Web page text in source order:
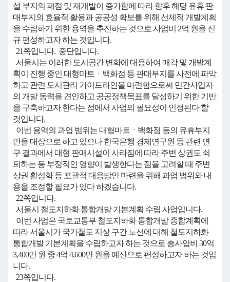
설 부지의 폐점 및 재개발이 증가함에 따라 향후 해당 유휴 판
매부지의 효율적 활용과 공공성 확보를 위해 선제적 개발계획
을 수립하기 위한 용역을 추진하는 것으로 사업비 2억 원을 신
규 편성하고자 하는 것입니다.
21쪽입니다. 중단입니다.
서울시는 이러한 도시공간 변화에 대응하여 매각 및 개발계
획이 진행 중인 대형마트ㆍ백화점 등 판매부지를 사전에 파악
하고 관련 도시관리 가이드라인을 마련함으로써 민간사업자
의 개발 동력을 견인하고 공공정책목표를 달성하기 위한 기반
을 구축하고자 한다는 점에서 사업의 필요성이 인정된다 할
것입니다.
이번 용역의 과업 범위는 대형마트ㆍ백화점 등의 유휴부지
만을 대상으로 하고 있으나 한국은행 경제연구원 등 관련 연
구 결과에서 대형 판매시설이 사라짐에 따라 주변 상권도 쇠
퇴하는 등 부정적인 영향이 발생한다는 점을 고려할 때 주변
상권 활성화 등 포괄적 대응방안 마련을 위해 과업 범위와 내
용을 조정할 필요가 있다 하겠습니다.
22쪽입니다.
서울시 철도지하화 통합개발 기본계획 수립 사업입니다.
이번 사업은 국토교통부 철도지하화 통합개발 종합계획에
따라 서울시가 국가철도 지상 구간 노선에 대해 철도지하화
통합개발 기본계획을 수립하고자 하는 것으로 총사업비 30억
3,400만 원 중 4억 4,600만 원을 예산으로 편성하고자 하는 것입
니다.
23쪽입니다.